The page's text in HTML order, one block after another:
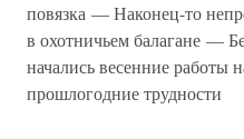
повязка — Наконец-то
в охотничьем балагане —
начались весенние работы
прошлогодние трудности